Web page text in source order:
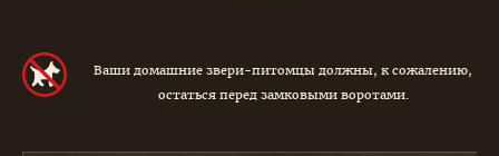
Ваши домашние звери-питомцы должны, к сожалению,
остаться перед замковыми воротами.